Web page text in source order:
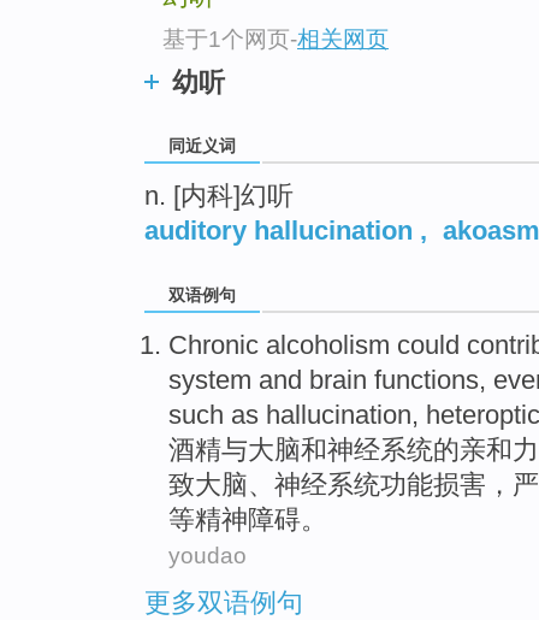
基于1个网页-相关网页
幼听
同近义词
n. [内科]幻听
auditory hallucination , akoasm
双语例句
Chronic alcoholism could
system and brain functions,
such as hallucination,
酒精与大脑和神经系统的亲和
致大脑、神经系统功能损害，
等精神障碍。
youdao
更多双语例句